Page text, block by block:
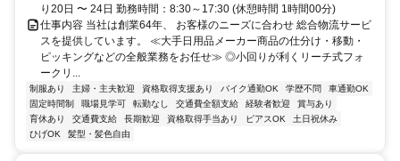
り20日 〜 24日 勤務時間：8:30～17:30 (休憩時間 1時間00分)
仕事内容 当社は創業64年、 お客様のニーズに合わせ 総合物流サービ
スを提供しています。 ≪大手日用品メーカー商品の仕分け・移動・
ピッキングなどの全般業務をお任せ≫ ◎小回りが利くリーチ式フォ
ークリ...
制服あり 主婦・主夫歓迎 資格取得支援あり バイク通勤OK 学歴不問
車通勤OK
固定時間制
職場見学可 転勤なし 交通費全額支給 経験者歓迎
賞与あり
育休あり
交通費支給 長期歓迎 資格取得手当あり ピアスOK
土日祝休み
ひげOK
髪型・髪色自由